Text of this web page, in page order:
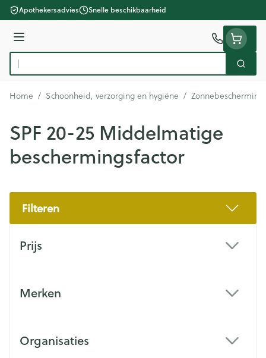
Ga naar de inhoud
Apothekersadvies Snelle beschikbaarheid
Menu
Product, merk, categorie...
Zoek
Home / Schoonheid, verzorging en hygiëne / Zonnebescherming
SPF 20-25 Middelmatige
beschermingsfactor
Filteren
Prijs
Merken
Organisaties